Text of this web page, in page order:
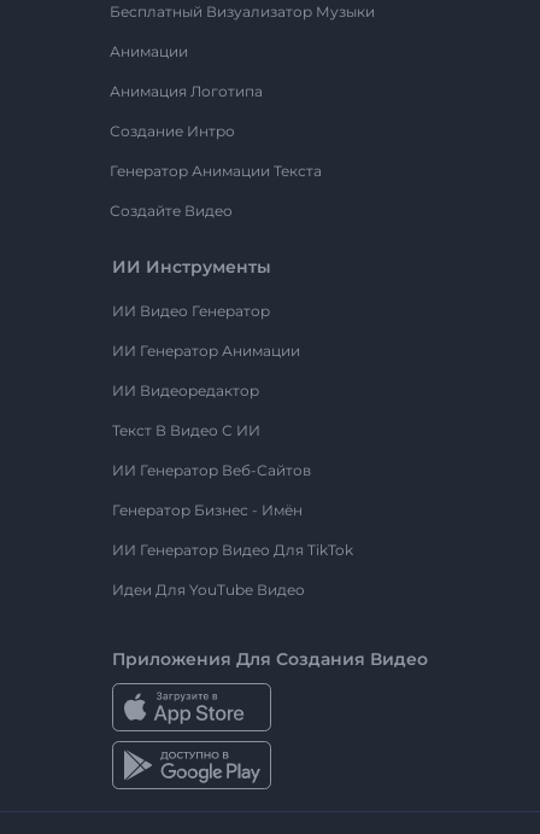
Бесплатный Визуализатор Музыки
Анимации
Анимация Логотипа
Создание Интро
Генератор Анимации Текста
Создайте Видео
ИИ Инструменты
ИИ Видео Генератор
ИИ Генератор Анимации
ИИ Видеоредактор
Текст В Видео С ИИ
ИИ Генератор Веб-Сайтов
Генератор Бизнес - Имён
ИИ Генератор Видео Для TikTok
Идеи Для YouTube Видео
Приложения Для Создания Видео